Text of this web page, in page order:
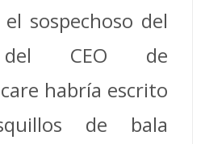
sospechoso del
del CEO de
habría escrito
de bala